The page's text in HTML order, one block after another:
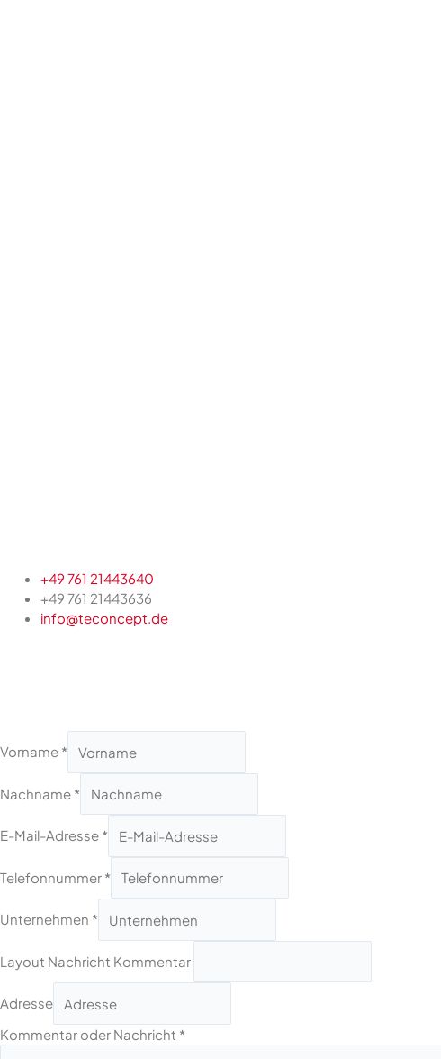
+49 761 21443640
+49 761 21443636
info@teconcept.de
Vorname *
Nachname *
E-Mail-Adresse *
Telefonnummer *
Unternehmen *
Layout Nachricht Kommentar
Adresse
Kommentar oder Nachricht *